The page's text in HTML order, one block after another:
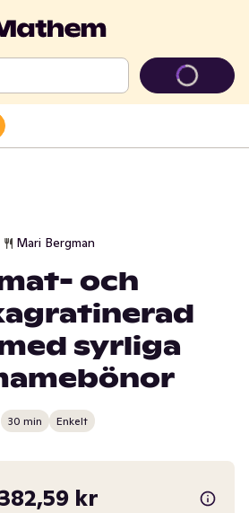
Mari Bergman
och
syrliga
30 min Enkelt
382,59 kr